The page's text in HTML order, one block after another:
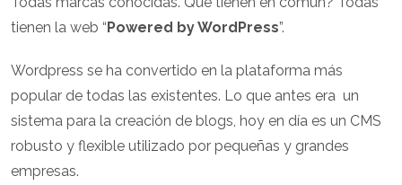
tienen la web “ Powered by WordPress”.
Wordpress se ha convertido en la plataforma más
popular de todas las existentes. Lo que antes era un
sistema para la creación de blogs, hoy en día es un CMS
robusto y flexible utilizado por pequeñas y grandes
empresas.